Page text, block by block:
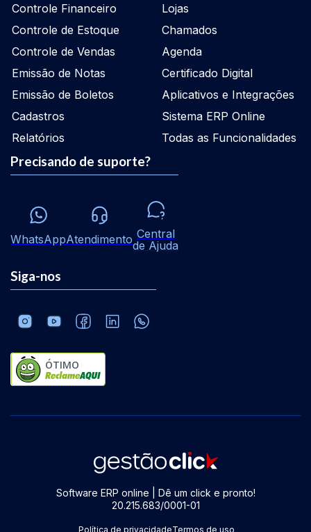
Controle Financeiro
Controle de Estoque
Controle de Vendas
Emissão de Notas
Emissão de Boletos
Cadastros
Relatórios
Lojas
Chamados
Agenda
Certificado Digital
Aplicativos e Integrações
Sistema ERP Online
Todas as Funcionalidades
Precisando de suporte?
WhatsAppAtendimento Central
de Ajuda
Siga-nos
ÓTIMO
Software ERP online | Dê um click e pronto!
20.215.683/0001-01
Política de privacidadeTermos de uso